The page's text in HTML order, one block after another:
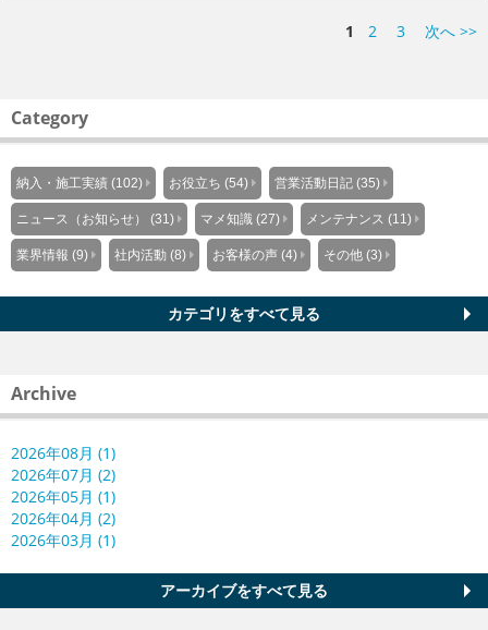
1 2 3 次へ >>
Category
納入・施工実績 (102) お役立ち (54) 営業活動日記 (35)
ニュース（お知らせ） (31) マメ知識 (27) メンテナンス (11)
業界情報 (9) 社内活動 (8) お客様の声 (4) その他 (3)
カテゴリをすべて見る
Archive
2026年08月 (1)
2026年07月 (2)
2026年05月 (1)
2026年04月 (2)
2026年03月 (1)
アーカイブをすべて見る